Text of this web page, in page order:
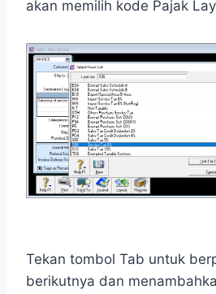
akan memilih kode Pajak
Tekan tombol Tab untuk
berikutnya dan